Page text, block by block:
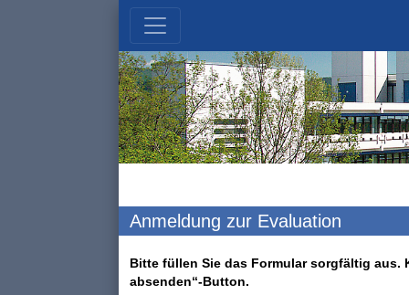
Anmeldung zur Evaluation
Bitte füllen Sie das Formular sorgfältig aus.
absenden“-Button.